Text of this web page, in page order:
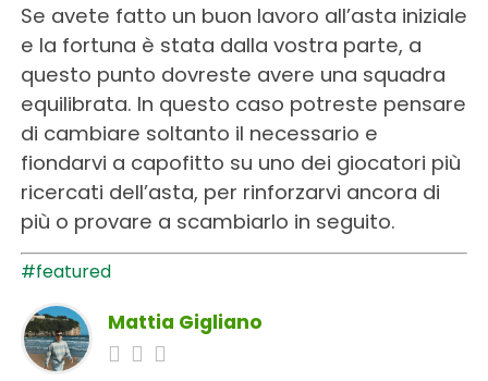
Se avete fatto un buon lavoro all’asta iniziale
e la fortuna è stata dalla vostra parte, a
questo punto dovreste avere una squadra
equilibrata. In questo caso potreste pensare
di cambiare soltanto il necessario e
fiondarvi a capofitto su uno dei giocatori più
ricercati dell’asta, per rinforzarvi ancora di
più o provare a scambiarlo in seguito.
#featured
Mattia Gigliano